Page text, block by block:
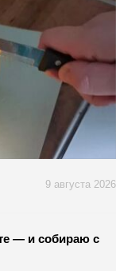
9 августа 2026
— и собираю с